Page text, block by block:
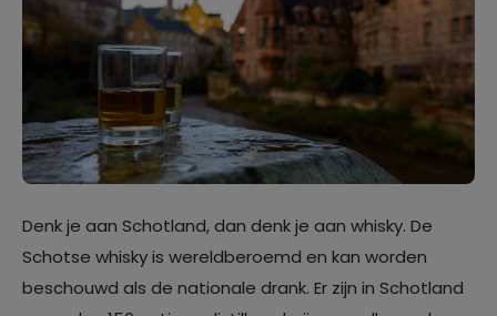
Denk je aan Schotland, dan denk je aan whisky. De
Schotse whisky is wereldberoemd en kan worden
beschouwd als de nationale drank. Er zijn in Schotland